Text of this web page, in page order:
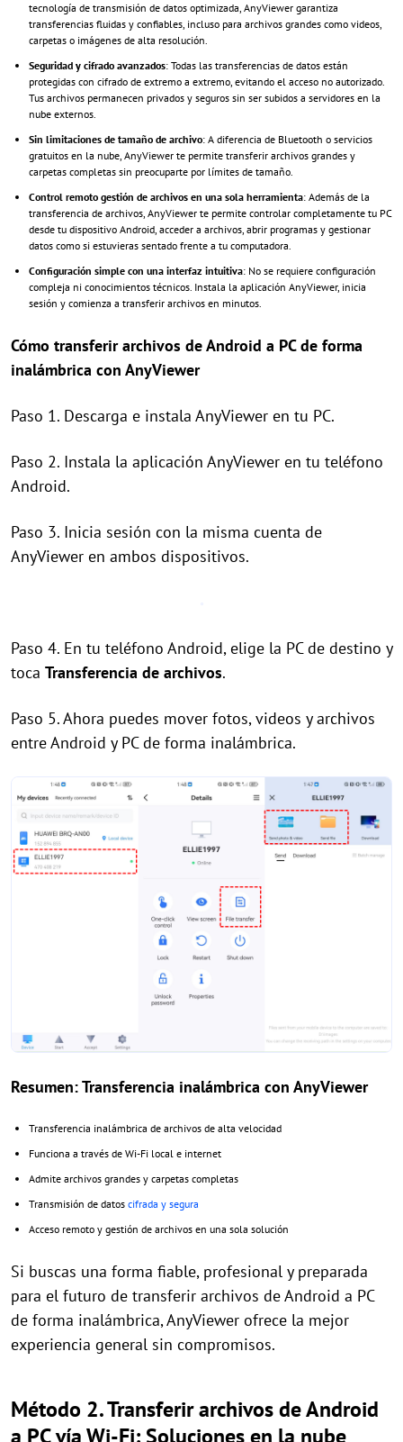
tecnología de transmisión de datos optimizada, AnyViewer garantiza
transferencias fluidas y confiables, incluso para archivos grandes como videos,
carpetas o imágenes de alta resolución.
Seguridad y cifrado avanzados: Todas las transferencias de datos están
protegidas con cifrado de extremo a extremo, evitando el acceso no autorizado.
Tus archivos permanecen privados y seguros sin ser subidos a servidores en la
nube externos.
Sin limitaciones de tamaño de archivo: A diferencia de Bluetooth o servicios
gratuitos en la nube, AnyViewer te permite transferir archivos grandes y
carpetas completas sin preocuparte por límites de tamaño.
Control remoto gestión de archivos en una sola herramienta: Además de la
transferencia de archivos, AnyViewer te permite controlar completamente tu PC
desde tu dispositivo Android, acceder a archivos, abrir programas y gestionar
datos como si estuvieras sentado frente a tu computadora.
Configuración simple con una interfaz intuitiva: No se requiere configuración
compleja ni conocimientos técnicos. Instala la aplicación AnyViewer, inicia
sesión y comienza a transferir archivos en minutos.
Cómo transferir archivos de Android a PC de forma
inalámbrica con AnyViewer
Paso 1. Descarga e instala AnyViewer en tu PC.
Paso 2. Instala la aplicación AnyViewer en tu teléfono
Android.
Paso 3. Inicia sesión con la misma cuenta de
AnyViewer en ambos dispositivos.
Paso 4. En tu teléfono Android, elige la PC de destino y
toca Transferencia de archivos.
Paso 5. Ahora puedes mover fotos, videos y archivos
entre Android y PC de forma inalámbrica.
Resumen: Transferencia inalámbrica con AnyViewer
Transferencia inalámbrica de archivos de alta velocidad
Funciona a través de Wi-Fi local e internet
Admite archivos grandes y carpetas completas
Transmisión de datos cifrada y segura
Acceso remoto y gestión de archivos en una sola solución
Si buscas una forma fiable, profesional y preparada
para el futuro de transferir archivos de Android a PC
de forma inalámbrica, AnyViewer ofrece la mejor
experiencia general sin compromisos.
Método 2. Transferir archivos de Android
a PC vía Wi-Fi: Soluciones en la nube